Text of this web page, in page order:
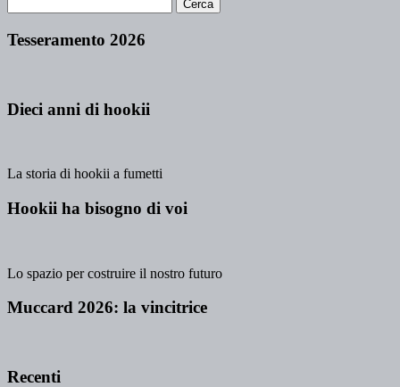
Tesseramento 2026
Dieci anni di hookii
La storia di hookii a fumetti
Hookii ha bisogno di voi
Lo spazio per costruire il nostro futuro
Muccard 2026: la vincitrice
Recenti